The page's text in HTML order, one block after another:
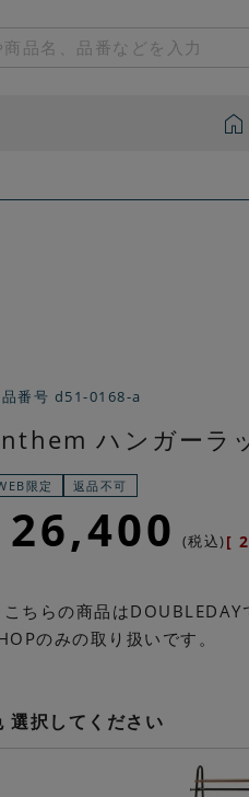
番号 d51-0168-a
ハンガーラ
限定 返品不可
26,400 税込 [
ちらの商品は
のみの取り扱いです。
選択してください